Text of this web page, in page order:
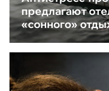
предлагают
«сонного»